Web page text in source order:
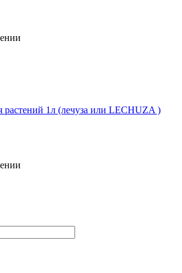
растений 1л (лечуза или LECHUZA )